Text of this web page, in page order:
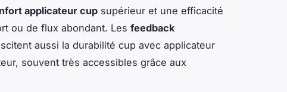
applicateur cup supérieur et une efficacité
ou de flux abondant. Les feedback
aussi la durabilité cup avec applicateur
souvent très accessibles grâce aux